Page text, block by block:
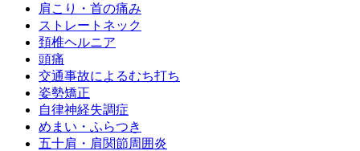
肩こり・首の痛み
ストレートネック
頚椎ヘルニア
頭痛
交通事故によるむち打ち
姿勢矯正
自律神経失調症
めまい・ふらつき
五十肩・肩関節周囲炎